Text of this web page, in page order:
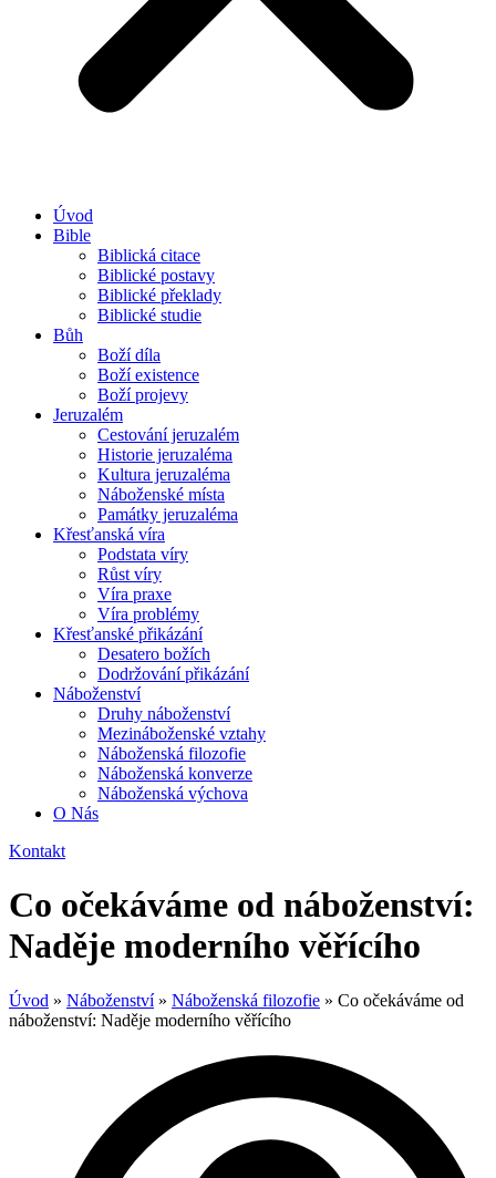
Úvod
Bible
Biblická citace
Biblické postavy
Biblické překlady
Biblické studie
Bůh
Boží díla
Boží existence
Boží projevy
Jeruzalém
Cestování jeruzalém
Historie jeruzaléma
Kultura jeruzaléma
Náboženské místa
Památky jeruzaléma
Křesťanská víra
Podstata víry
Růst víry
Víra praxe
Víra problémy
Křesťanské přikázání
Desatero božích
Dodržování přikázání
Náboženství
Druhy náboženství
Mezináboženské vztahy
Náboženská filozofie
Náboženská konverze
Náboženská výchova
O Nás
Kontakt
Co očekáváme od náboženství:
Naděje moderního věřícího
Úvod » Náboženství» Náboženská filozofie » Co očekáváme od
náboženství: Naděje moderního věřícího